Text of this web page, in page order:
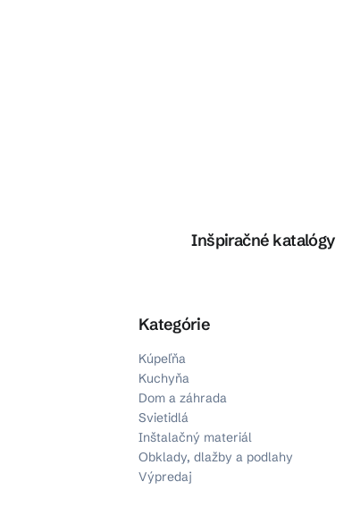
Inšpiračné katalógy
Kategórie
Kúpeľňa
Kuchyňa
Dom a záhrada
Svietidlá
Inštalačný materiál
Obklady, dlažby a podlahy
Výpredaj